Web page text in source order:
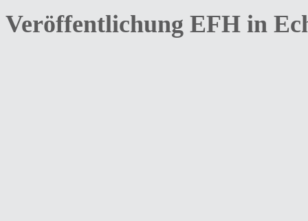
Veröffentlichung EFH in